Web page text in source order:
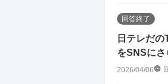
回答終了
日テレだ
をSNSにさ
2026/04/06